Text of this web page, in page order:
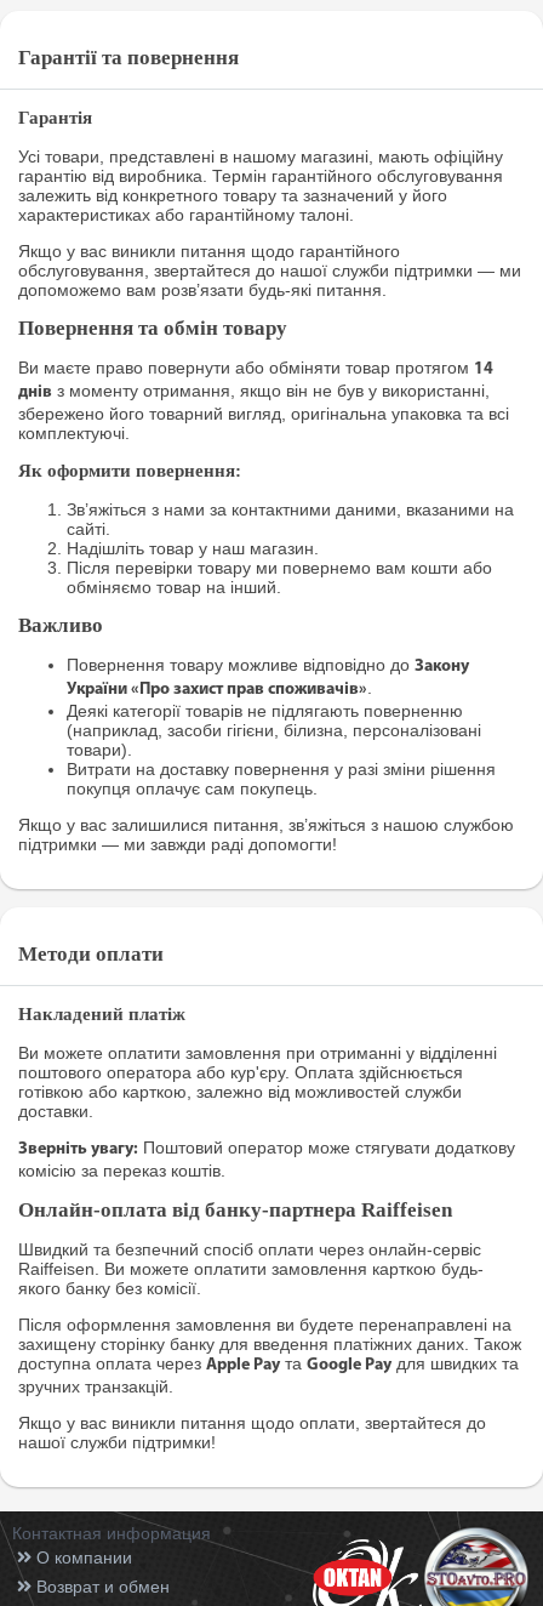
Гарантії та повернення
Гарантія
Усі товари, представлені в нашому магазині, мають офіційну
гарантію від виробника. Термін гарантійного обслуговування
залежить від конкретного товару та зазначений у його
характеристиках або гарантійному талоні.
Якщо у вас виникли питання щодо гарантійного
обслуговування, звертайтеся до нашої служби підтримки — ми
допоможемо вам розв’язати будь-які питання.
Повернення та обмін товару
Ви маєте право повернути або обміняти товар протягом 14
днів з моменту отримання, якщо він не був у використанні,
збережено його товарний вигляд, оригінальна упаковка та всі
комплектуючі.
Як оформити повернення:
Зв’яжіться з нами за контактними даними, вказаними на
сайті.
Надішліть товар у наш магазин.
Після перевірки товару ми повернемо вам кошти або
обміняємо товар на інший.
Важливо
Повернення товару можливе відповідно до Закону
України «Про захист прав споживачів».
Деякі категорії товарів не підлягають поверненню
(наприклад, засоби гігієни, білизна, персоналізовані
товари).
Витрати на доставку повернення у разі зміни рішення
покупця оплачує сам покупець.
Якщо у вас залишилися питання, зв’яжіться з нашою службою
підтримки — ми завжди раді допомогти!
Методи оплати
Накладений платіж
Ви можете оплатити замовлення при отриманні у відділенні
поштового оператора або кур'єру. Оплата здійснюється
готівкою або карткою, залежно від можливостей служби
доставки.
Зверніть увагу: Поштовий оператор може стягувати додаткову
комісію за переказ коштів.
Онлайн-оплата від банку-партнера Raiffeisen
Швидкий та безпечний спосіб оплати через онлайн-сервіс
Raiffeisen. Ви можете оплатити замовлення карткою будь-
якого банку без комісії.
Після оформлення замовлення ви будете перенаправлені на
захищену сторінку банку для введення платіжних даних. Також
доступна оплата через Apple Pay та Google Pay для швидких та
зручних транзакцій.
Якщо у вас виникли питання щодо оплати, звертайтеся до
нашої служби підтримки!
Контактная информация
О компании
Возврат и обмен